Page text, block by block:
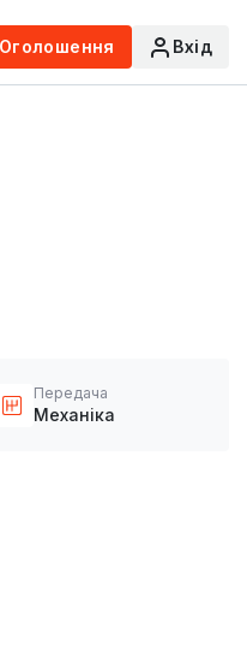
Вхід
Передача
Механіка